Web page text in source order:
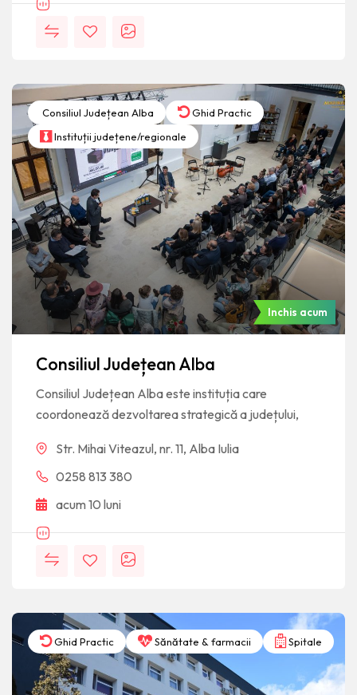
Consiliul Județean Alba
Ghid Practic
Instituții județene/regionale
Inchis acum
Consiliul Județean Alba
Consiliul Județean Alba este instituția care
coordonează dezvoltarea strategică a județului,
Str. Mihai Viteazul, nr. 11, Alba Iulia
0258 813 380
acum 10 luni
Ghid Practic Sănătate & farmacii Spitale